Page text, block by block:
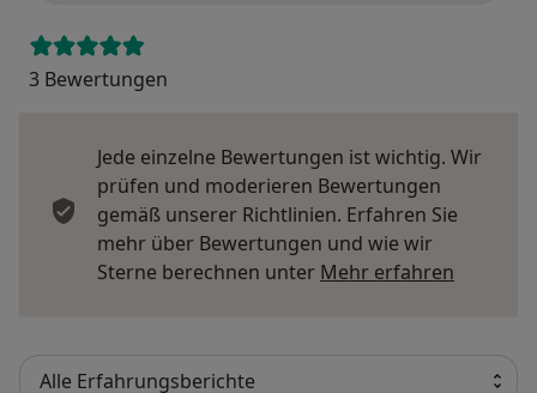
3 Bewertungen
Jede einzelne Bewertungen ist wichtig. Wir
prüfen und moderieren Bewertungen
gemäß unserer Richtlinien. Erfahren Sie
mehr über Bewertungen und wie wir
Sterne berechnen unter Mehr erfahren